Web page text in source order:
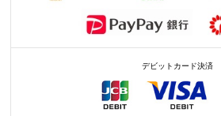
デビットカード決済